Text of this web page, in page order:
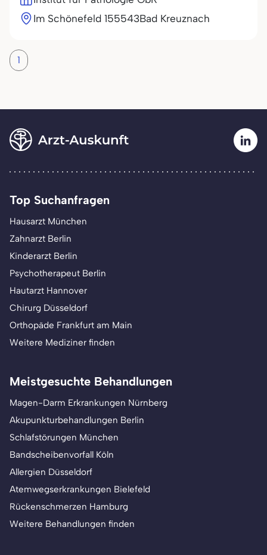
Im Schönefeld 155543Bad Kreuznach
1
Top Suchanfragen
Hausarzt München
Zahnarzt Berlin
Kinderarzt Berlin
Psychotherapeut Berlin
Hautarzt Hannover
Chirurg Düsseldorf
Orthopäde Frankfurt am Main
Weitere Mediziner finden
Meistgesuchte Behandlungen
Magen-Darm Erkrankungen Nürnberg
Akupunkturbehandlungen Berlin
Schlafstörungen München
Bandscheibenvorfall Köln
Allergien Düsseldorf
Atemwegserkrankungen Bielefeld
Rückenschmerzen Hamburg
Weitere Behandlungen finden